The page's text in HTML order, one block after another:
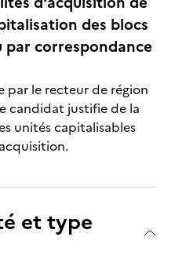
des blocs
correspondance
par le recteur de région
candidat justifie de la
unités capitalisables
et type